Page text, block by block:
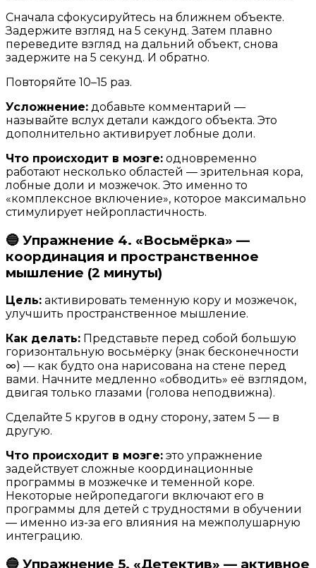
Сначала сфокусируйтесь на ближнем объекте.
Задержите взгляд на 5 секунд. Затем плавно
переведите взгляд на дальний объект, снова
задержите на 5 секунд. И обратно.
Повторяйте 10–15 раз.
Усложнение: добавьте комментарий —
называйте вслух детали каждого объекта. Это
дополнительно активирует лобные доли.
Что происходит в мозге: одновременно
работают несколько областей — зрительная кора,
лобные доли и мозжечок. Это именно то
«комплексное включение», которое максимально
стимулирует нейропластичность.
🔵 Упражнение 4. «Восьмёрка» —
координация и пространственное
мышление (2 минуты)
Цель: активировать теменную кору и мозжечок,
улучшить пространственное мышление.
Как делать: Представьте перед собой большую
горизонтальную восьмёрку (знак бесконечности
∞) — как будто она нарисована на стене перед
вами. Начните медленно «обводить» её взглядом,
двигая только глазами (голова неподвижна).
Сделайте 5 кругов в одну сторону, затем 5 — в
другую.
Что происходит в мозге: это упражнение
задействует сложные координационные
программы в мозжечке и теменной коре.
Некоторые нейропедагоги включают его в
программы для детей с трудностями в обучении
— именно из-за его влияния на межполушарную
интеграцию.
🔵 Упражнение 5. «Детектив» — активное